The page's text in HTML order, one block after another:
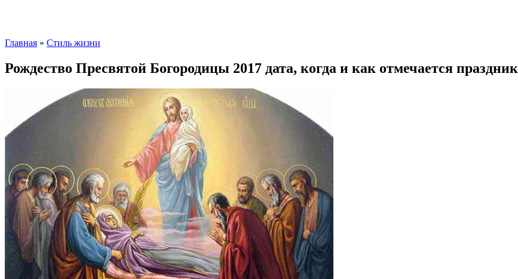
Главная » Стиль жизни
Рождество Пресвятой Богородицы 2017 дата, когда и как отмечается праздник